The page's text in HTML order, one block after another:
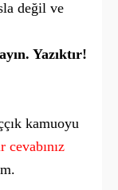
değil ve
Yazıktır!
kamuoyu
cevabınız